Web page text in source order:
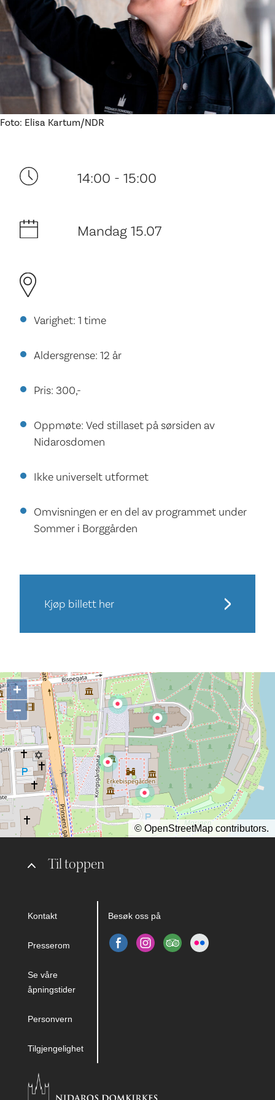
Ditt besøk
Foto: Elisa Kartum/NDR
14:00 - 15:00
Mandag 15.07
Varighet: 1 time
Aldersgrense: 12 år
Pris: 300,-
Oppmøte: Ved stillaset på sørsiden av
Nidarosdomen
Ikke universelt utformet
Omvisningen er en del av programmet under
Sommer i Borggården
Kjøp billett her
Til toppen
Kontakt
Presserom
Se våre
åpningstider
Personvern
Tilgjengelighet
Besøk oss på
+
−
© OpenStreetMap contributors.